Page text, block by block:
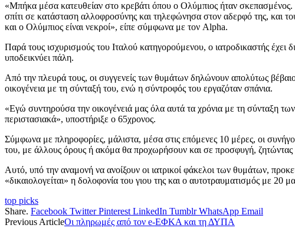
«Μπήκα μέσα κατευθείαν στο κρεβάτι όπου ο Ολύμπιος ήταν
σπίτι σε κατάσταση αλλοφροσύνης και τηλεφώνησα στον αδερφό της, και
και ο Ολύμπιος είναι νεκροί», είπε σύμφωνα με τον Alpha.
Παρά τους ισχυρισμούς του Ιταλού κατηγορούμενου, ο ιατροδικαστής έχει
υποδεικνύει πάλη.
Από την πλευρά τους, οι συγγενείς των θυμάτων δηλώνουν απολύτως
οικογένεια με τη σύνταξή του, ενώ η σύντροφός του εργαζόταν σπάνια.
«Εγώ συντηρούσα την οικογένειά μας όλα αυτά τα χρόνια με τη σύνταξη
περιστασιακά», υποστήριξε ο 65χρονος.
Σύμφωνα με πληροφορίες, μάλιστα, μέσα στις επόμενες 10 μέρες, οι
του, με άλλους όρους ή ακόμα θα προχωρήσουν και σε προσφυγή, ζητώντας
Αυτό, υπό την αναμονή να ανοίξουν οι ιατρικοί φάκελοι των θυμάτων,
«δικαιολογείται» η δολοφονία του γιου της και ο αυτοτραυματισμός με 20
top picks
Share. Facebook Twitter Pinterest LinkedIn Tumblr WhatsApp Email
Previous ArticleΟι πληρωμές από τον e-ΕΦΚΑ και τη ΔΥΠΑ